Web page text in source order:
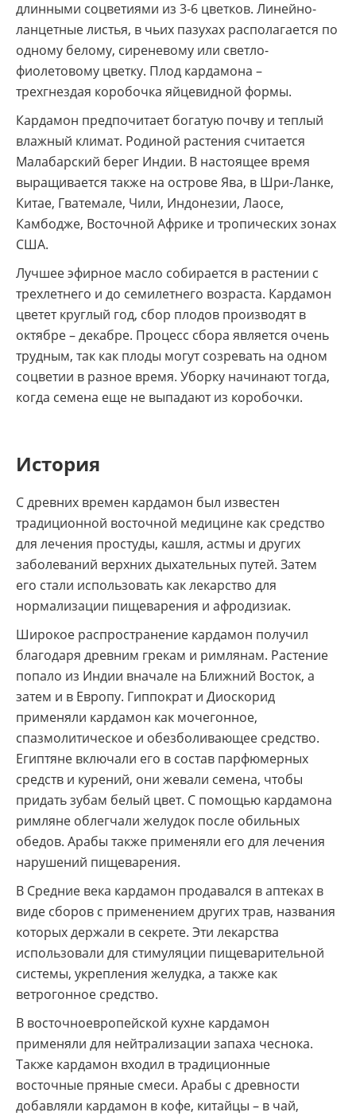
длинными соцветиями из 3-6 цветков. Линейно-
ланцетные листья, в чьих пазухах располагается по
одному белому, сиреневому или светло-
фиолетовому цветку. Плод кардамона –
трехгнездая коробочка яйцевидной формы.
Кардамон предпочитает богатую почву и теплый
влажный климат. Родиной растения считается
Малабарский берег Индии. В настоящее время
выращивается также на острове Ява, в Шри-Ланке,
Китае, Гватемале, Чили, Индонезии, Лаосе,
Камбодже, Восточной Африке и тропических зонах
США.
Лучшее эфирное масло собирается в растении с
трехлетнего и до семилетнего возраста. Кардамон
цветет круглый год, сбор плодов производят в
октябре – декабре. Процесс сбора является очень
трудным, так как плоды могут созревать на одном
соцветии в разное время. Уборку начинают тогда,
когда семена еще не выпадают из коробочки.
История
С древних времен кардамон был известен
традиционной восточной медицине как средство
для лечения простуды, кашля, астмы и других
заболеваний верхних дыхательных путей. Затем
его стали использовать как лекарство для
нормализации пищеварения и афродизиак.
Широкое распространение кардамон получил
благодаря древним грекам и римлянам. Растение
попало из Индии вначале на Ближний Восток, а
затем и в Европу. Гиппократ и Диоскорид
применяли кардамон как мочегонное,
спазмолитическое и обезболивающее средство.
Египтяне включали его в состав парфюмерных
средств и курений, они жевали семена, чтобы
придать зубам белый цвет. С помощью кардамона
римляне облегчали желудок после обильных
обедов. Арабы также применяли его для лечения
нарушений пище­варения.
В Средние века кардамон продавался в аптеках в
виде сборов с применением других трав, названия
которых держали в секрете. Эти лекарства
использовали для стимуляции пищеварительной
системы, укрепления желудка, а также как
ветрогонное средство.
В восточноевропейской кух­не кардамон
применяли для нейтрализа­ции запаха чеснока.
Также кардамон входил в традиционные
восточные пряные смеси. Арабы с древности
добавляли кардамон в кофе, китайцы – в чай,